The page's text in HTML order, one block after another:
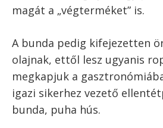
ételeket?
A panírozásnak megvan a
konyhában, és ez a rántott
kifejezetten jól érvényesül. A